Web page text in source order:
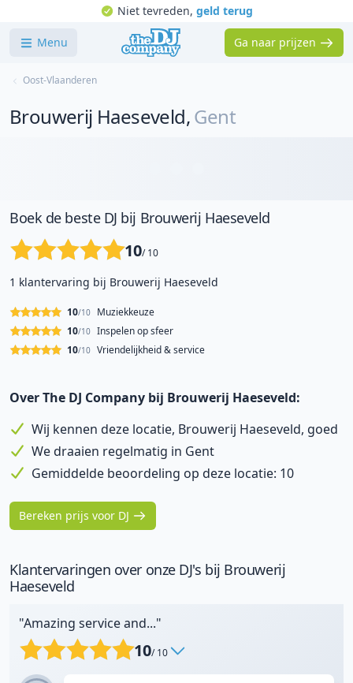
Niet tevreden, geld terug
Menu Ga naar prijzen
Oost-Vlaanderen
Brouwerij Haeseveld,Gent
Boek de beste DJ bij Brouwerij Haeseveld
10/ 10
1 klantervaring bij Brouwerij Haeseveld
Muziekkeuze
10/10
Inspelen op sfeer
10/10
Vriendelijkheid & service
10/10
Over The DJ Company bij Brouwerij Haeseveld:
Wij kennen deze locatie, Brouwerij Haeseveld, goed
We draaien regelmatig in Gent
Gemiddelde beoordeling op deze locatie: 10
Bereken prijs voor DJ
Klantervaringen over onze DJ's bij Brouwerij
Haeseveld
"Amazing service and..."
10/ 10